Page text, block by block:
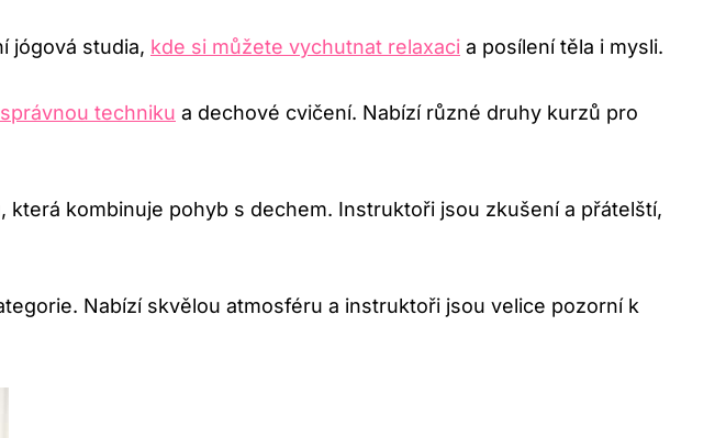
jógová studia, kde si můžete vychutnat relaxaci a posílení těla i mysli.
techniku a dechové cvičení. Nabízí různé druhy kurzů pro
kombinuje pohyb s dechem. Instruktoři jsou zkušení a přátelští,
Nabízí skvělou atmosféru a instruktoři jsou velice pozorní k